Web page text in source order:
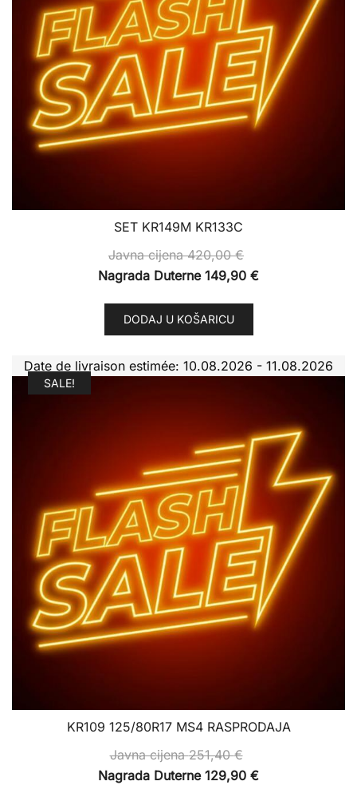
SET KR149M KR133C
Javna cijena420,00€
Nagrada Duterne 149,90 €
DODAJ U KOŠARICU
Date de livraison estimée: 10.08.2026 - 11.08.2026
SALE!
KR109 125/80R17 MS4 RASPRODAJA
Javna cijena251,40€
Nagrada Duterne 129,90 €